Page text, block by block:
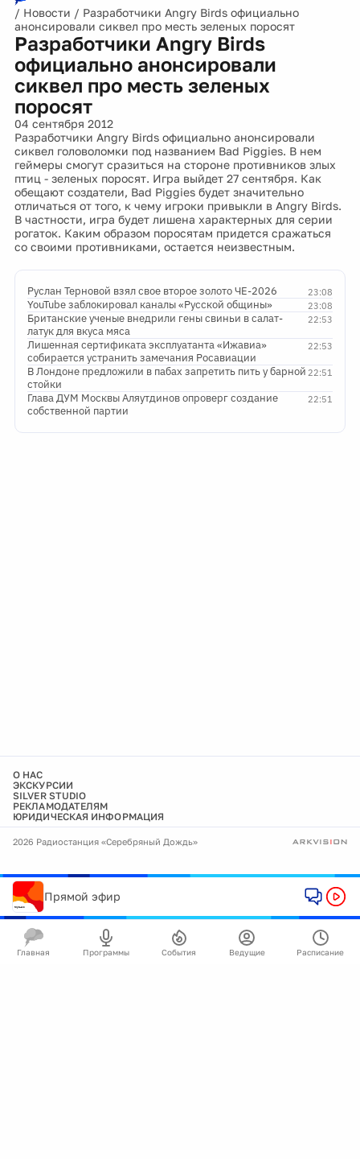
/ Новости / Разработчики Angry Birds официально
анонсировали сиквел про месть зеленых поросят
Разработчики Angry Birds
официально анонсировали
сиквел про месть зеленых
поросят
04 сентября 2012
Разработчики Angry Birds официально анонсировали
сиквел головоломки под названием Bad Piggies. В нем
геймеры смогут сразиться на стороне противников злых
птиц - зеленых поросят. Игра выйдет 27 сентября. Как
обещают создатели, Bad Piggies будет значительно
отличаться от того, к чему игроки привыкли в Angry Birds.
В частности, игра будет лишена характерных для серии
рогаток. Каким образом поросятам придется сражаться
со своими противниками, остается неизвестным.
23:08
Руслан Терновой взял свое второе золото ЧЕ-2026
23:08
YouTube заблокировал каналы «Русской общины»
22:53
Британские ученые внедрили гены свиньи в салат-
латук для вкуса мяса
22:53
Лишенная сертификата эксплуатанта «Ижавиа»
собирается устранить замечания Росавиации
22:51
В Лондоне предложили в пабах запретить пить у барной
стойки
22:51
Глава ДУМ Москвы Аляутдинов опроверг создание
собственной партии
О НАС
ЭКСКУРСИИ
SILVER STUDIO
РЕКЛАМОДАТЕЛЯМ
ЮРИДИЧЕСКАЯ ИНФОРМАЦИЯ
2026 Радиостанция «Серебряный Дождь»
Прямой эфир
Главная Программы События Ведущие Расписание